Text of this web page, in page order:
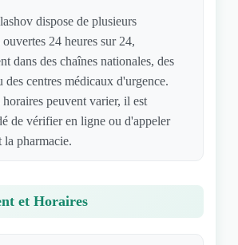
dispose de plusieurs
24 heures sur 24,
dans des chaînes nationales, des
des centres médicaux d'urgence.
peuvent varier, il est
de vérifier en ligne ou d'appeler
la pharmacie.
et Horaires